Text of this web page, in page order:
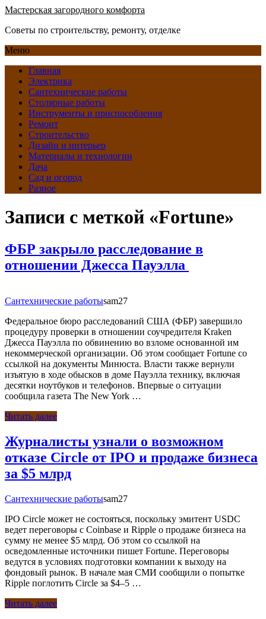
Мастерская загородного комфорта
Советы по строительству, ремонту, отделке
Меню
Главная
Электрика
Сантехнические работы
Столярные работы
Инструменты и приспособления
Ремонт
Строительство
Дизайн и интерьер
Материалы и технологии
Дача
Сад и огород
Разное
Записи с меткой «Fortune»
ФБР закрыло расследование в
отношении Джесса Пауэлла
Сантехнические работыsam27
Федеральное бюро расследований США (ФБР) завершило
процедуру проверки в отношении соучредителя Kraken
Джесса Пауэлла по обвинению во взломе основанной им
некоммерческой организации. Об этом сообщает Fortune со
ссылкой на документы Минюста. Власти также вернули
изъятую в ходе обысков в доме Пауэлла технику, включая
десятки ноутбуков и телефонов. Впервые о ситуации
сообщила газета The New York …
Читать далее
Журналисты узнали о возможном
отказе Circle от IPO и продаже бизнеса
за $5 млрд
Сантехнические работыsam27
IPO Circle может не состояться, поскольку эмитент USDC
ведет переговоры с Coinbase и Ripple о продаже бизнеса на
сумму не менее $5 млрд. Об этом со ссылкой на
осведомленные источники пишет Fortune. Переговоры
ведутся в условиях подготовки компании к выходу на
фондовый рынок. В начале мая СМИ сообщили о попытке
Ripple поглотить Circle за $4–5 …
Читать далее